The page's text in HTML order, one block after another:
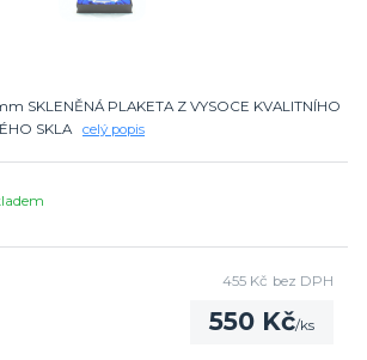
SKLENĚNÁ PLAKETA Z VYSOCE KVALITNÍHO
SKLA celý popis
550 Kč/ks
455 Kč bez DPH